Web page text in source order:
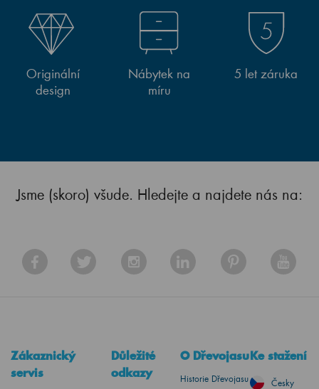
Originální
design
Nábytek na
míru
5 let záruka
Jsme (skoro) všude. Hledejte a najdete nás na:
Zákaznický
servis
Důležité
odkazy
O Dřevojasu
Historie Dřevojasu
Ke stažení
Česky